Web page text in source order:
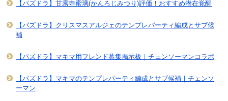
【パズドラ】甘露寺蜜璃(かんろじみつり)評価！おすすめ潜在覚醒
【パズドラ】クリスマスアルジェのテンプレパーティ編成とサブ候
補
【パズドラ】マキマ用フレンド募集掲示板｜チェンソーマンコラボ
【パズドラ】マキマのテンプレパーティ編成とサブ候補｜チェンソ
ーマン